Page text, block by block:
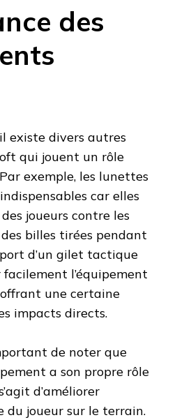
des
existe divers autres
qui jouent un rôle
exemple, les lunettes
car elles
joueurs contre les
billes tirées pendant
d’un gilet tactique
l’équipement
une certaine
impacts directs.
de noter que
a son propre rôle
d’améliorer
du joueur sur le terrain.